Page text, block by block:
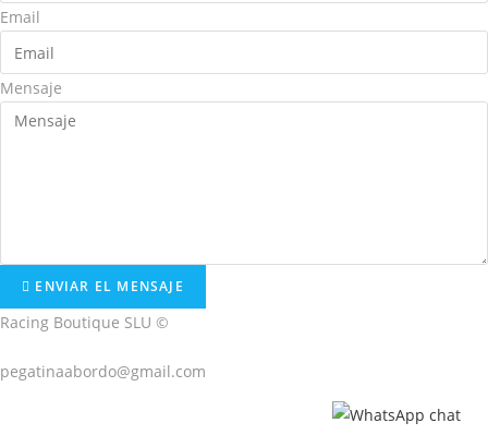
Email
Mensaje
ENVIAR EL MENSAJE
Racing Boutique SLU ©
pegatinaabordo@gmail.com